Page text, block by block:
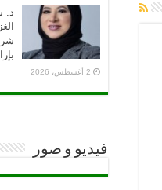
د.
2 أغسطس، 2026
فيديو و صور